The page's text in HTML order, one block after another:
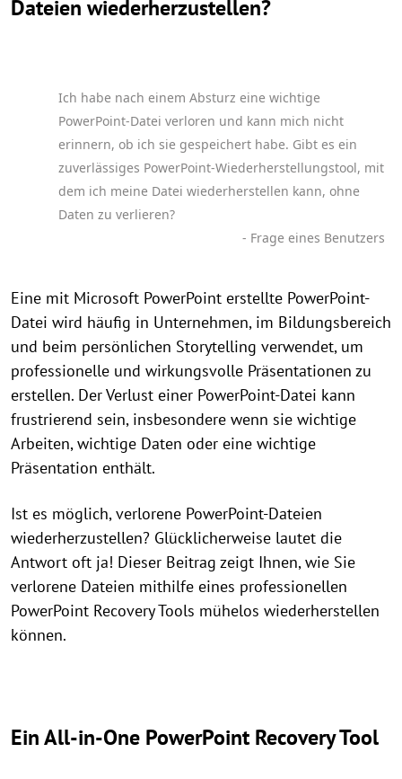
Dateien wiederherzustellen?
Ich habe nach einem Absturz eine wichtige
PowerPoint-Datei verloren und kann mich nicht
erinnern, ob ich sie gespeichert habe. Gibt es ein
zuverlässiges PowerPoint-Wiederherstellungstool, mit
dem ich meine Datei wiederherstellen kann, ohne
Daten zu verlieren?
- Frage eines Benutzers
Eine mit Microsoft PowerPoint erstellte PowerPoint-
Datei wird häufig in Unternehmen, im Bildungsbereich
und beim persönlichen Storytelling verwendet, um
professionelle und wirkungsvolle Präsentationen zu
erstellen. Der Verlust einer PowerPoint-Datei kann
frustrierend sein, insbesondere wenn sie wichtige
Arbeiten, wichtige Daten oder eine wichtige
Präsentation enthält.
Ist es möglich, verlorene PowerPoint-Dateien
wiederherzustellen? Glücklicherweise lautet die
Antwort oft ja! Dieser Beitrag zeigt Ihnen, wie Sie
verlorene Dateien mithilfe eines professionellen
PowerPoint Recovery Tools mühelos wiederherstellen
können.
Ein All-in-One PowerPoint Recovery Tool